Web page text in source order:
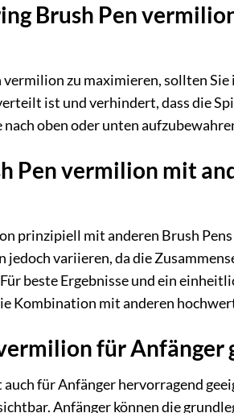
Brush Pen
zu maximieren, sollten
ist und verhindert, dass die
oben oder unten
Pen vermilion mit
prinzipiell mit anderen Brush
variieren, da die
beste Ergebnisse und ein
Kombination mit anderen
für Anfänger
für Anfänger hervorragend
Anfänger können die